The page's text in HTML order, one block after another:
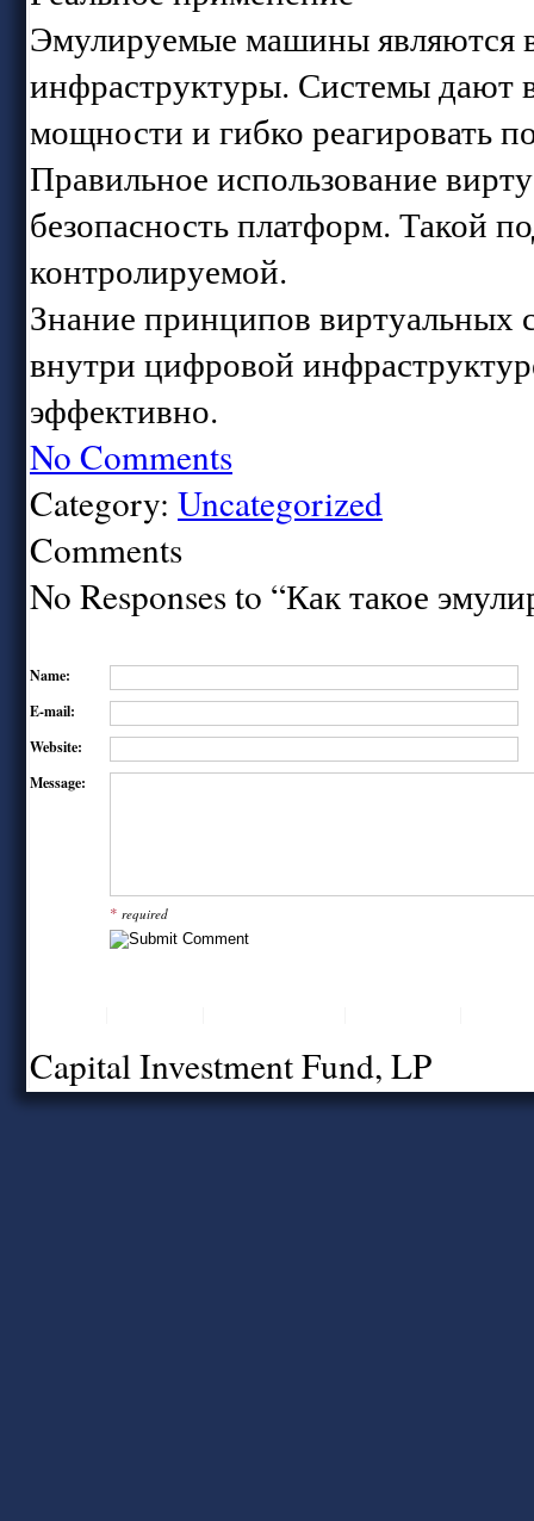
Эмулируемые машины являются
инфраструктуры. Системы дают
мощности и гибко реагировать
Правильное использование
безопасность платформ. Такой
контролируемой.
Знание принципов виртуальных
внутри цифровой
эффективно.
No Comments
Category: Uncategorized
Comments
No Responses to “Как такое
Name:
E-mail:
Website:
Message:
* required
Capital Investment Fund, LP